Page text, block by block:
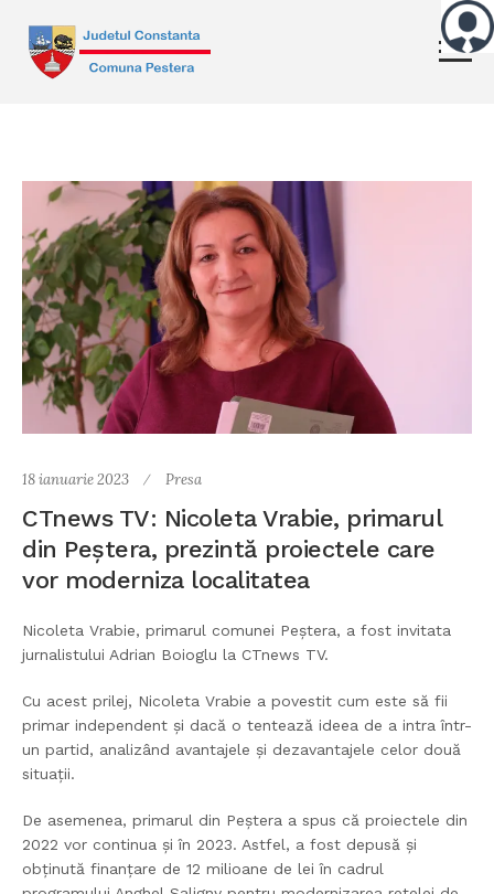
18 ianuarie 2023 Presa
CTnews TV: Nicoleta Vrabie, primarul
din Peștera, prezintă proiectele care
vor moderniza localitatea
Nicoleta Vrabie, primarul comunei Peștera, a fost invitata
jurnalistului Adrian Boioglu la CTnews TV.
Cu acest prilej, Nicoleta Vrabie a povestit cum este să fii
primar independent și dacă o tentează ideea de a intra într-
un partid, analizând avantajele și dezavantajele celor două
situații.
De asemenea, primarul din Peștera a spus că proiectele din
2022 vor continua și în 2023. Astfel, a fost depusă și
obținută finanțare de 12 milioane de lei în cadrul